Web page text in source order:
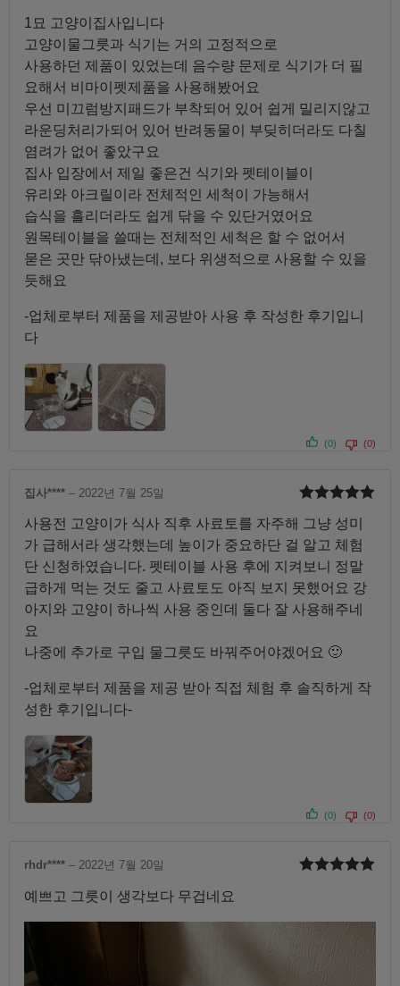
1묘 고양이집사입니다
고양이물그릇과 식기는 거의 고정적으로
사용하던 제품이 있었는데 음수량 문제로 식기가 더 필
요해서 비마이펫제품을 사용해봤어요
우선 미끄럼방지패드가 부착되어 있어 쉽게 밀리지않고
라운딩처리가되어 있어 반려동물이 부딪히더라도 다칠
염려가 없어 좋았구요
집사 입장에서 제일 좋은건 식기와 펫테이블이
유리와 아크릴이라 전체적인 세척이 가능해서
습식을 흘리더라도 쉽게 닦을 수 있단거였어요
원목테이블을 쓸때는 전체적인 세척은 할 수 없어서
묻은 곳만 닦아냈는데, 보다 위생적으로 사용할 수 있을
듯해요
-업체로부터 제품을 제공받아 사용 후 작성한 후기입니
다
(0) (0)
로 평가됨
집사**** – 2022년 7월 25일
사용전 고양이가 식사 직후 사료토를 자주해 그냥 성미
가 급해서라 생각했는데 높이가 중요하단 걸 알고 체험
단 신청하였습니다. 펫테이블 사용 후에 지켜보니 정말
급하게 먹는 것도 줄고 사료토도 아직 보지 못했어요 강
아지와 고양이 하나씩 사용 중인데 둘다 잘 사용해주네
요
나중에 추가로 구입 물그릇도 바꿔주어야겠어요 🙂
-업체로부터 제품을 제공 받아 직접 체험 후 솔직하게 작
성한 후기입니다-
(0) (0)
rhdr**** – 2022년 7월 20일
예쁘고 그릇이 생각보다 무겁네요